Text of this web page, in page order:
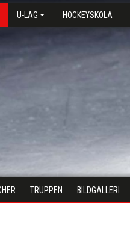
U-LAG HOCKEYSKOLA
TRUPPEN BILDGALLERI